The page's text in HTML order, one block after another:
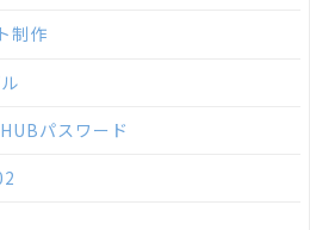
制作
パスワード